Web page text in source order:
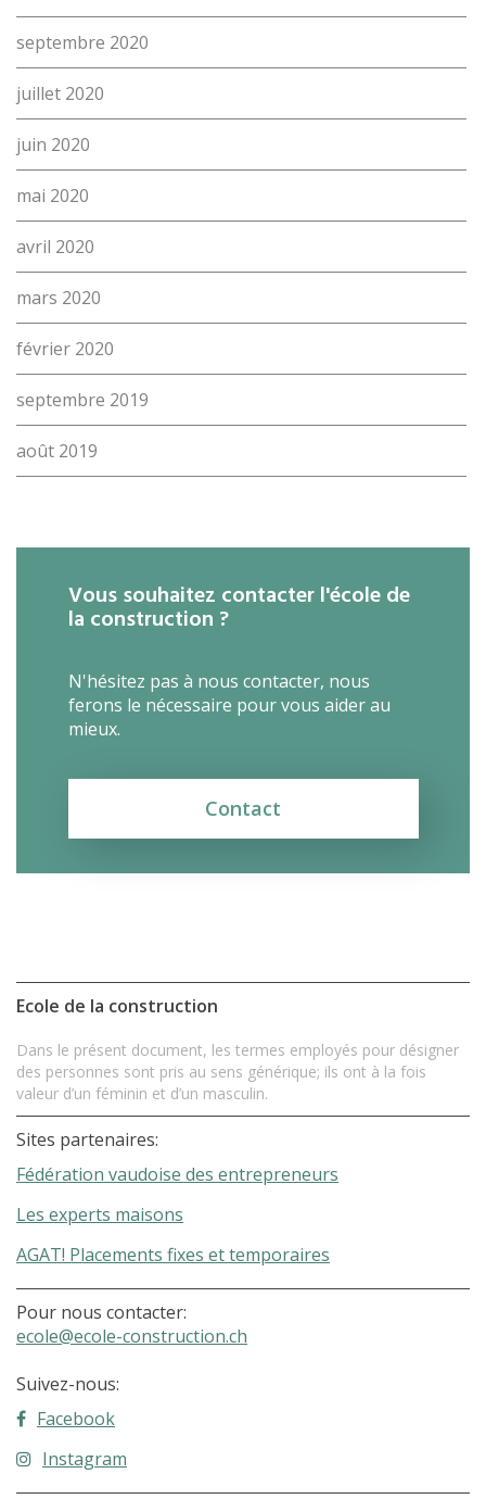
septembre 2020
juillet 2020
juin 2020
mai 2020
avril 2020
mars 2020
février 2020
septembre 2019
août 2019
Vous souhaitez contacter l'école de
la construction ?
N'hésitez pas à nous contacter, nous
ferons le nécessaire pour vous aider au
mieux.
Contact
Ecole de la construction
Dans le présent document, les termes employés pour désigner
des personnes sont pris au sens générique; ils ont à la fois
valeur d’un féminin et d’un masculin.
Sites partenaires:
Fédération vaudoise des entrepreneurs
Les experts maisons
AGAT! Placements fixes et temporaires
Pour nous contacter:
ecole@ecole-construction.ch
Suivez-nous:
Facebook
Instagram